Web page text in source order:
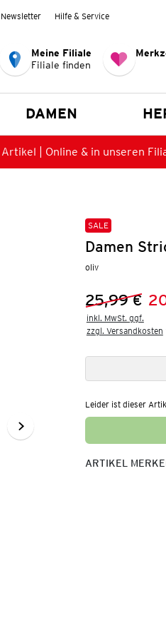
Newsletter Hilfe & Service
Meine Filiale
Filiale finden
DAMEN
| Online & in unseren
SALE
Damen
oliv
Vorheriger
25,99 €
Neuer
inkl. MwSt. ggf.
zzgl. Versandkosten
Leider ist dieser
ARTIKEL